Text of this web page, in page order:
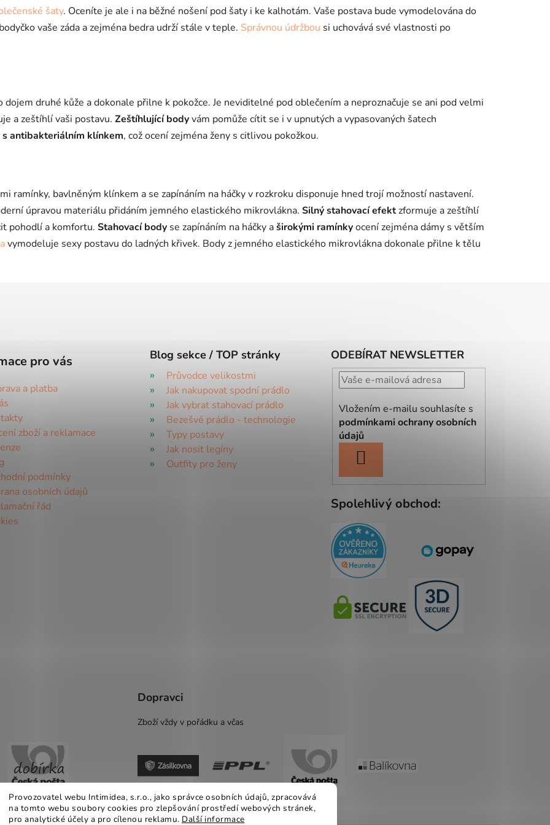
Provozovatel webu Intimidea, s.r.o., jako správce osobních údajů, zpracovává
na tomto webu soubory cookies pro zlepšování prostředí webových stránek,
pro analytické účely a pro cílenou reklamu. Další informace
d
a
v
k
y
v
s
u
šaty. Oceníte je ale i na běžné nošení pod šaty i ke kalhotám. Vaše postava bude vymodelována do
vaše záda a zejména bedra udrží stále v teple. Správnou údržbou si uchovává své vlastnosti po
druhé kůže a dokonale přilne k pokožce. Je neviditelné pod oblečením a neproznačuje se ani pod velmi
a zeštíhlí vaši postavu. Zeštíhlující bodyvám pomůže cítit se i v upnutých a vypasovaných šatech
s antibakteriálním klínkem, což ocení zejména ženy s citlivou pokožkou.
ramínky, bavlněným klínkem a se zapínáním na háčky v rozkroku disponuje hned trojí možností nastavení.
úpravou materiálu přidáním jemného elastického mikrovlákna. Silný stahovací efektzformuje a zeštíhlí
pohodlí a komfortu. Stahovací body se zapínáním na háčky aširokými ramínkyocení zejména dámy s větším
vymodeluje sexy postavu do ladných křivek. Body z jemného elastického mikrovlákna dokonale přilne k tělu
pro vás
a platba
zboží a reklamace
podmínky
osobních údajů
řád
Blog sekce / TOP stránky
Průvodce velikostmi
Jak nakupovat spodní prádlo
Jak vybrat stahovací prádlo
Bezešvé prádlo - technologie
Typy postavy
Jak nosit legíny
Outfity pro ženy
ODEBÍRAT NEWSLETTER
Vložením e-mailu souhlasíte s
podmínkami ochrany osobních
údajů
SE
Spolehlivý obchod:
Dopravci
Zboží vždy v pořádku a včas